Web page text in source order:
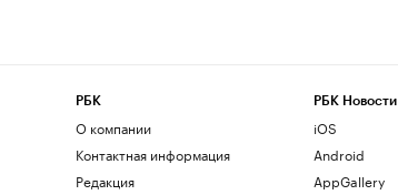
РБК
О компании
Контактная информация
Редакция
РБК Новости
iOS
Android
AppGallery